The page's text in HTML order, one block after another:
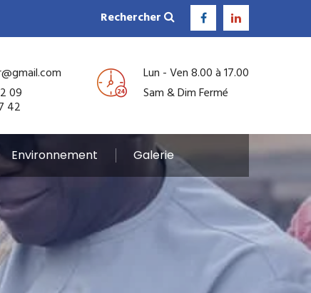
Rechercher
09
42
Lun - Ven 8.00 à 17.00
Sam & Dim Fermé
Environnement Galerie